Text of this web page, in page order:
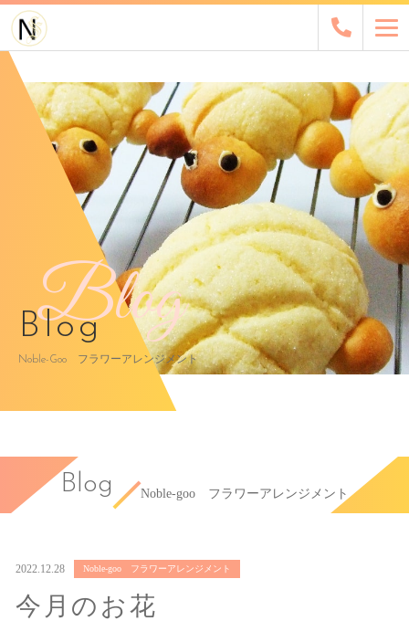
Blog
Blog
Noble-Goo フラワーアレンジメント
Blog Noble-goo フラワーアレンジメント
2022.12.28 Noble-goo フラワーアレンジメント
今月のお花